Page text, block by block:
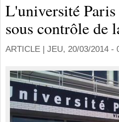
L'université
sous contrôle de
ARTICLE | JEU, 20/03/2014 -